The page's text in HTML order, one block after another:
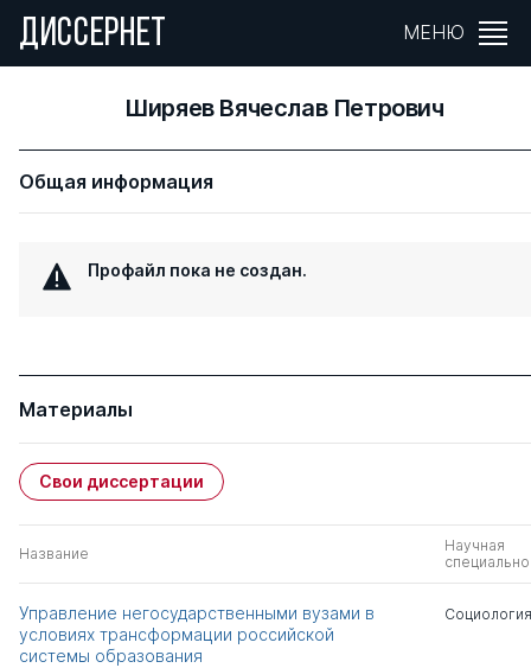
ДИССЕРНЕТ МЕНЮ
Ширяев Вячеслав Петрович
Общая информация
Профайл пока не создан.
Материалы
Свои диссертации
Название
Научная
Управление негосударственными вузами в
условиях трансформации российской
системы образования
Социология